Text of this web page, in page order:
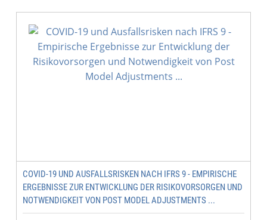
COVID-19 UND AUSFALLSRISKEN NACH IFRS 9 - EMPIRISCHE
ERGEBNISSE ZUR ENTWICKLUNG DER RISIKOVORSORGEN UND
NOTWENDIGKEIT VON POST MODEL ADJUSTMENTS ...